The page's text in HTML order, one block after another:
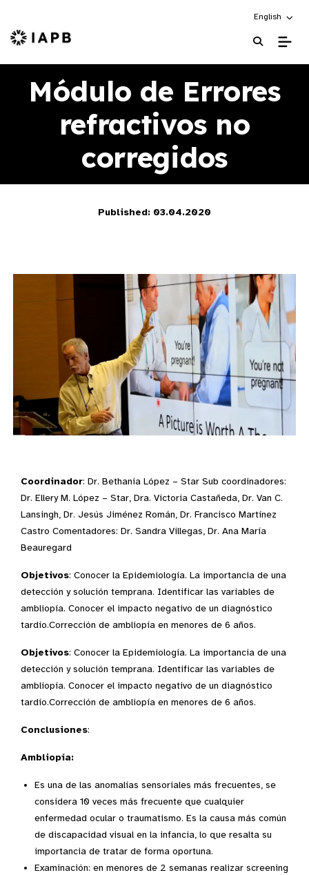
Choose an
English
IAPB Home Page
Módulo de Errores
refractivos no
corregidos
Published: 03.04.2020
Coordinador: Dr. Bethania López – Star Sub coordinadores:
Dr. Ellery M. López – Star, Dra. Victoria Castañeda, Dr. Van C.
Lansingh, Dr. Jesús Jiménez Román, Dr. Francisco Martínez
Castro Comentadores: Dr. Sandra Villegas, Dr. Ana María
Beauregard
Objetivos: Conocer la Epidemiología. La importancia de una
detección y solución temprana. Identificar las variables de
ambliopía. Conocer el impacto negativo de un diagnóstico
tardío.Corrección de ambliopía en menores de 6 años.
Objetivos: Conocer la Epidemiología. La importancia de una
detección y solución temprana. Identificar las variables de
ambliopía. Conocer el impacto negativo de un diagnóstico
tardío.Corrección de ambliopía en menores de 6 años.
Conclusiones:
Ambliopía:
Es una de las anomalías sensoriales más frecuentes, se
considera 10 veces más frecuente que cualquier
enfermedad ocular o traumatismo. Es la causa más común
de discapacidad visual en la infancia, lo que resalta su
importancia de tratar de forma oportuna.
Examinación: en menores de 2 semanas realizar screening